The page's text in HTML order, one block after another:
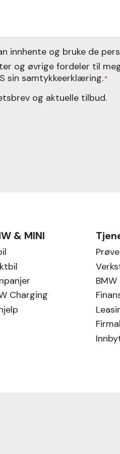
innhente og bruke de
og øvrige fordeler til
sin samtykkeerklæring.*
og aktuelle tilbud.
& MINI
Charging